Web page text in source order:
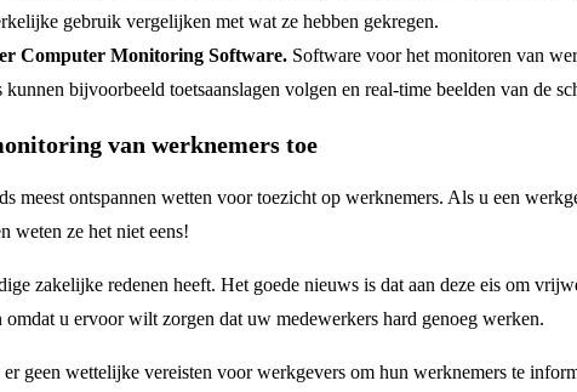
gebruik vergelijken met wat ze hebben gekregen.
Computer Monitoring Software. Software voor het monitoren van
kunnen bijvoorbeeld toetsaanslagen volgen en real-time beelden van de
van werknemers toe
meest ontspannen wetten voor toezicht op werknemers. Als u een
weten ze het niet eens!
zakelijke redenen heeft. Het goede nieuws is dat aan deze eis om
u ervoor wilt zorgen dat uw medewerkers hard genoeg werken.
geen wettelijke vereisten voor werkgevers om hun werknemers te